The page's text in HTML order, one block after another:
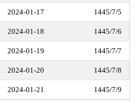
1445/7/5
2024-01-17
1445/7/6
2024-01-18
1445/7/7
2024-01-19
1445/7/8
2024-01-20
1445/7/9
2024-01-21